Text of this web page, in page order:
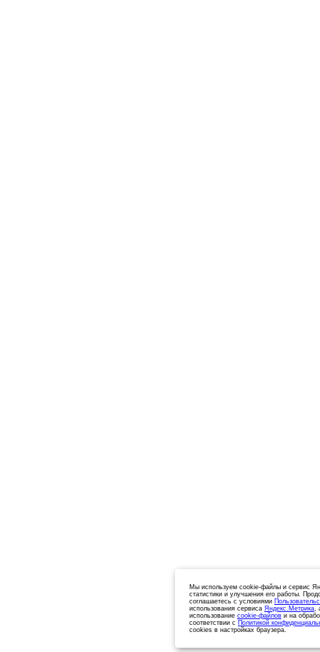
Мы используем cookie-файлы и сервис
статистики и улучшения его работы.
соглашаетесь с условиями
использования сервиса Яндекс.Метрика,
использование cookie-файлов и на
соответствии с Политикой
cookies в настройках браузера.